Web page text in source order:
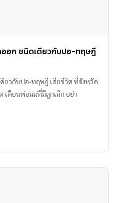
ออก ชนิดเดียวกับปอ-ทฤษฎี
ยวกับปอ-ทฤษฎี เสียชีวิต ที่จังหวัด
เตือนพ่อแม่ที่มีลูกเล็ก อย่า